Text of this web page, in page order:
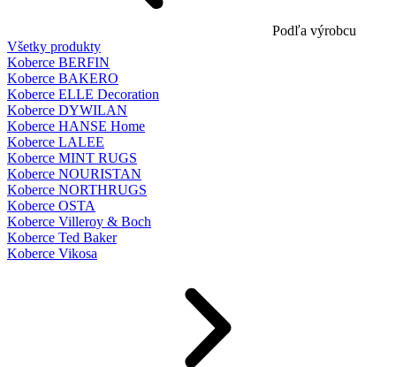
Podľa výrobcu
Všetky produkty
Koberce BERFIN
Koberce BAKERO
Koberce ELLE Decoration
Koberce DYWILAN
Koberce HANSE Home
Koberce LALEE
Koberce MINT RUGS
Koberce NOURISTAN
Koberce NORTHRUGS
Koberce OSTA
Koberce Villeroy & Boch
Koberce Ted Baker
Koberce Vikosa